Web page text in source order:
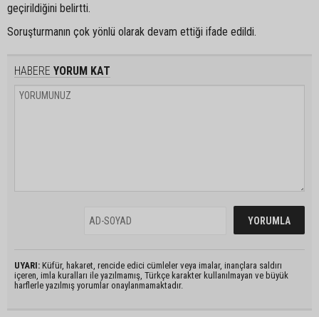
geçirildiğini belirtti.
Soruşturmanın çok yönlü olarak devam ettiği ifade edildi.
HABERE YORUM KAT
UYARI: Küfür, hakaret, rencide edici cümleler veya imalar, inançlara saldırı
içeren, imla kuralları ile yazılmamış, Türkçe karakter kullanılmayan ve büyük
harflerle yazılmış yorumlar onaylanmamaktadır.